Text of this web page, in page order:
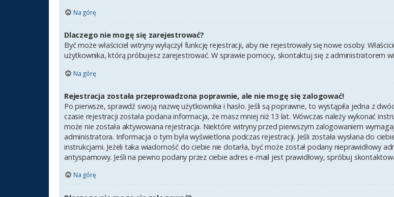
Na górę
Dlaczego nie mogę się zarejestrować?
Być może właściciel witryny wyłączył funkcję rejestracji, aby nie rejestrowały się nowe osoby.
użytkownika, którą próbujesz zarejestrować. W sprawie pomocy, skontaktuj się z administratorem
Na górę
Rejestracja została przeprowadzona poprawnie, ale nie mogę się zalogować!
Po pierwsze, sprawdź swoją nazwę użytkownika i hasło. Jeśli są poprawne, to wystąpiła jedna z
czasie rejestracji została podana informacja, że masz mniej niż 13 lat. Wówczas należy wykonać
może nie została aktywowana rejestracja. Niektóre witryny przed pierwszym zalogowaniem
administratora. Informacja o tym była wyświetlona podczas rejestracji. Jeśli została wysłana do
instrukcjami. Jeżeli taka wiadomość do ciebie nie dotarła, być może został podany nieprawidłowy
antyspamowy. Jeśli na pewno podany przez ciebie adres e-mail jest prawidłowy, spróbuj
Na górę